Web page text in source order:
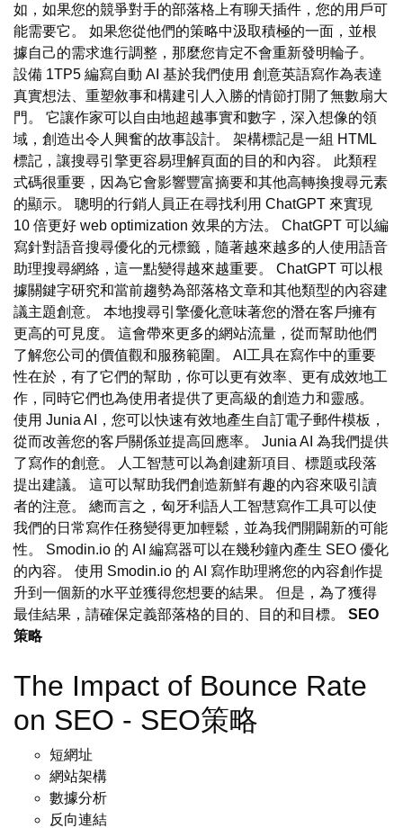
如，如果您的競爭對手的部落格上有聊天插件，您的用戶可
能需要它。 如果您從他們的策略中汲取積極的一面，並根
據自己的需求進行調整，那麼您肯定不會重新發明輪子。
設備 1TP5 編寫自動 AI 基於我們使用 創意英語寫作為表達
真實想法、重塑敘事和構建引人入勝的情節打開了無數扇大
門。 它讓作家可以自由地超越事實和數字，深入想像的領
域，創造出令人興奮的故事設計。 架構標記是一組 HTML
標記，讓搜尋引擎更容易理解頁面的目的和內容。 此類程
式碼很重要，因為它會影響豐富摘要和其他高轉換搜尋元素
的顯示。 聰明的行銷人員正在尋找利用 ChatGPT 來實現
10 倍更好 web optimization 效果的方法。 ChatGPT 可以編
寫針對語音搜尋優化的元標籤，隨著越來越多的人使用語音
助理搜尋網絡，這一點變得越來越重要。 ChatGPT 可以根
據關鍵字研究和當前趨勢為部落格文章和其他類型的內容建
議主題創意。 本地搜尋引擎優化意味著您的潛在客戶擁有
更高的可見度。 這會帶來更多的網站流量，從而幫助他們
了解您公司的價值觀和服務範圍。 AI工具在寫作中的重要
性在於，有了它們的幫助，你可以更有效率、更有成效地工
作，同時它們也為使用者提供了更高級的創造力和靈感。
使用 Junia AI，您可以快速有效地產生自訂電子郵件模板，
從而改善您的客戶關係並提高回應率。 Junia AI 為我們提供
了寫作的創意。 人工智慧可以為創建新項目、標題或段落
提出建議。 這可以幫助我們創造新鮮有趣的內容來吸引讀
者的注意。 總而言之，匈牙利語人工智慧寫作工具可以使
我們的日常寫作任務變得更加輕鬆，並為我們開闢新的可能
性。 Smodin.io 的 AI 編寫器可以在幾秒鐘內產生 SEO 優化
的內容。 使用 Smodin.io 的 AI 寫作助理將您的內容創作提
升到一個新的水平並獲得您想要的結果。 但是，為了獲得
最佳結果，請確保定義部落格的目的、目的和目標。 SEO
策略
The Impact of Bounce Rate
on SEO - SEO策略
短網址
網站架構
數據分析
反向連結